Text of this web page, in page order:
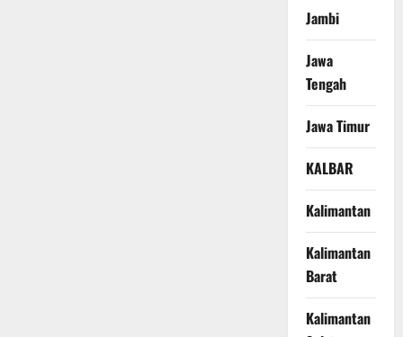
Jambi
Jawa
Tengah
Jawa Timur
KALBAR
Kalimantan
Kalimantan
Barat
Kalimantan